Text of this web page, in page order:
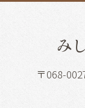
み
〒068-